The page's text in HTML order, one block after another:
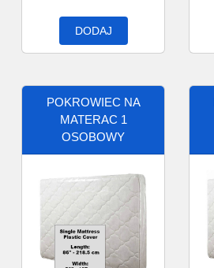
DODAJ
POKROWIEC NA
MATERAC 1
OSOBOWY